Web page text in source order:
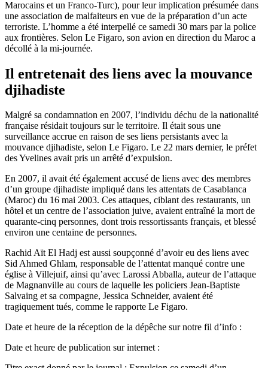
Marocains et un Franco-Turc), pour leur implication présumée dans
une association de malfaiteurs en vue de la préparation d’un acte
terroriste. L’homme a été interpellé ce samedi 30 mars par la police
aux frontières. Selon Le Figaro, son avion en direction du Maroc a
décollé à la mi-journée.
Il entretenait des liens avec la mouvance
djihadiste
Malgré sa condamnation en 2007, l’individu déchu de la nationalité
française résidait toujours sur le territoire. Il était sous une
surveillance accrue en raison de ses liens persistants avec la
mouvance djihadiste, selon Le Figaro. Le 22 mars dernier, le préfet
des Yvelines avait pris un arrêté d’expulsion.
En 2007, il avait été également accusé de liens avec des membres
d’un groupe djihadiste impliqué dans les attentats de Casablanca
(Maroc) du 16 mai 2003. Ces attaques, ciblant des restaurants, un
hôtel et un centre de l’association juive, avaient entraîné la mort de
quarante-cinq personnes, dont trois ressortissants français, et blessé
environ une centaine de personnes.
Rachid Aït El Hadj est aussi soupçonné d’avoir eu des liens avec
Sid Ahmed Ghlam, responsable de l’attentat manqué contre une
église à Villejuif, ainsi qu’avec Larossi Abballa, auteur de l’attaque
de Magnanville au cours de laquelle les policiers Jean-Baptiste
Salvaing et sa compagne, Jessica Schneider, avaient été
tragiquement tués, comme le rapporte Le Figaro.
Date et heure de la réception de la dépêche sur notre fil d’info :
Date et heure de publication sur internet :